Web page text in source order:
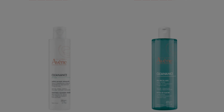
Reinigungscreme
Mizellenwasser